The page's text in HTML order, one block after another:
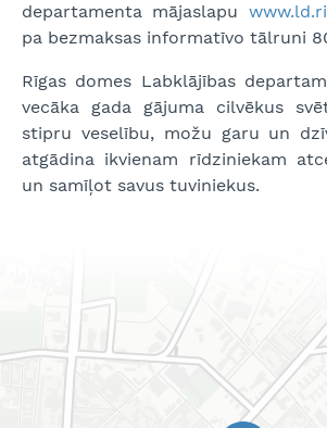
departamenta mājaslapu
pa bezmaksas informatīvo tālruni
Rīgas domes Labklājības
vecāka gada gājuma cilvēkus
stipru veselību, možu garu un
atgādina ikvienam rīdziniekam
un samīļot savus tuviniekus.